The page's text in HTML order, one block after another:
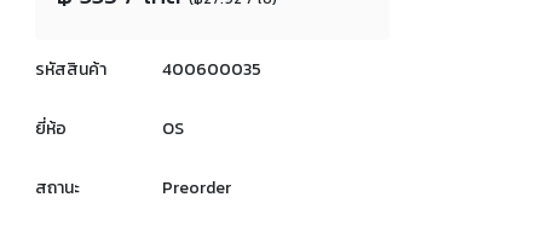
รหัสสินค้า 400600035
ยี่ห้อ OS
สถานะ Preorder